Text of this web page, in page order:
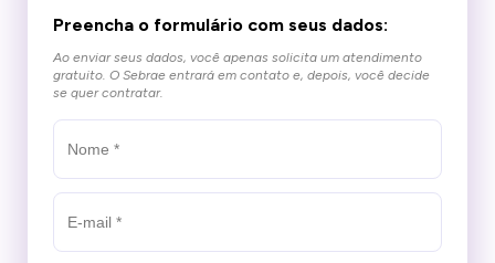
Preencha o formulário com seus dados:
Ao enviar seus dados, você apenas solicita um atendimento
gratuito. O Sebrae entrará em contato e, depois, você decide
se quer contratar.